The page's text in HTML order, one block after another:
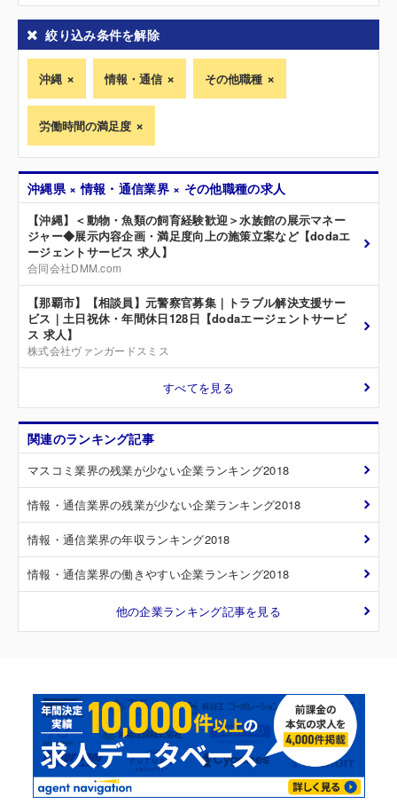
絞り込み条件を解除
沖縄 情報・通信 その他職種
労働時間の満足度
沖縄県 × 情報・通信業界 × その他職種の求人
【沖縄】＜動物・魚類の飼育経験歓迎＞水族館の展示マネー
ジャー◆展示内容企画・満足度向上の施策立案など【dodaエ
ージェントサービス 求人】
合同会社DMM.com
【那覇市】【相談員】元警察官募集｜トラブル解決支援サー
ビス｜土日祝休・年間休日128日【dodaエージェントサービ
ス 求人】
株式会社ヴァンガードスミス
すべてを見る
関連のランキング記事
マスコミ業界の残業が少ない企業ランキング2018
情報・通信業界の残業が少ない企業ランキング2018
情報・通信業界の年収ランキング2018
情報・通信業界の働きやすい企業ランキング2018
他の企業ランキング記事を見る